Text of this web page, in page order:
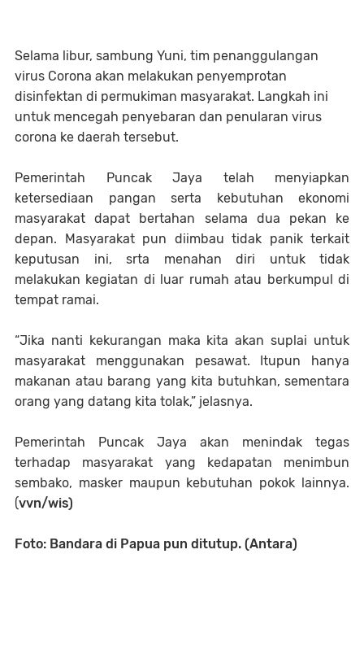
Selama libur, sambung Yuni, tim penanggulangan
virus Corona akan melakukan penyemprotan
disinfektan di permukiman masyarakat. Langkah ini
untuk mencegah penyebaran dan penularan virus
corona ke daerah tersebut.
Pemerintah Puncak Jaya telah menyiapkan
ketersediaan pangan serta kebutuhan ekonomi
masyarakat dapat bertahan selama dua pekan ke
depan. Masyarakat pun diimbau tidak panik terkait
keputusan ini, srta menahan diri untuk tidak
melakukan kegiatan di luar rumah atau berkumpul di
tempat ramai.
“Jika nanti kekurangan maka kita akan suplai untuk
masyarakat menggunakan pesawat. Itupun hanya
makanan atau barang yang kita butuhkan, sementara
orang yang datang kita tolak,” jelasnya.
Pemerintah Puncak Jaya akan menindak tegas
terhadap masyarakat yang kedapatan menimbun
sembako, masker maupun kebutuhan pokok lainnya.
(vvn/wis)
Foto: Bandara di Papua pun ditutup. (Antara)